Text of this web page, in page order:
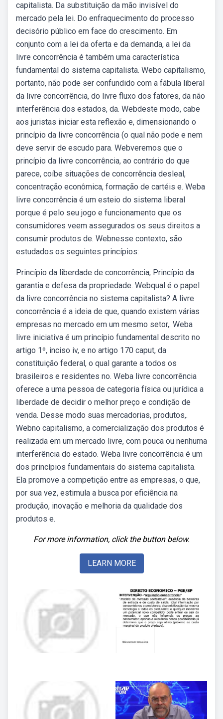
capitalista. Da substituição da mão invisível do
mercado pela lei. Do enfraquecimento do processo
decisório público em face do crescimento. Em
conjunto com a lei da oferta e da demanda, a lei da
livre concorrência é também uma característica
fundamental do sistema capitalista. Webo capitalismo,
portanto, não pode ser confundido com a fábula liberal
da livre concorrência, do livre fluxo dos fatores, da não
interferência dos estados, da. Webdeste modo, cabe
aos juristas iniciar esta reflexão e, dimensionando o
princípio da livre concorrência (o qual não pode e nem
deve servir de escudo para. Webveremos que o
princípio da livre concorrência, ao contrário do que
parece, coíbe situações de concorrência desleal,
concentração econômica, formação de cartéis e. Weba
livre concorrência é um esteio do sistema liberal
porque é pelo seu jogo e funcionamento que os
consumidores veem assegurados os seus direitos a
consumir produtos de. Webnesse contexto, são
estudados os seguintes princípios:
Princípio da liberdade de concorrência; Princípio da
garantia e defesa da propriedade. Webqual é o papel
da livre concorrência no sistema capitalista? A livre
concorrência é a ideia de que, quando existem várias
empresas no mercado em um mesmo setor,. Weba
livre iniciativa é um princípio fundamental descrito no
artigo 1º, inciso iv, e no artigo 170 caput, da
constituição federal, o qual garante a todos os
brasileiros e residentes no. Weba livre concorrência
oferece a uma pessoa de categoria física ou jurídica a
liberdade de decidir o melhor preço e condição de
venda. Desse modo suas mercadorias, produtos,.
Webno capitalismo, a comercialização dos produtos é
realizada em um mercado livre, com pouca ou nenhuma
interferência do estado. Weba livre concorrência é um
dos princípios fundamentais do sistema capitalista.
Ela promove a competição entre as empresas, o que,
por sua vez, estimula a busca por eficiência na
produção, inovação e melhoria da qualidade dos
produtos e.
For more information, click the button below.
LEARN MORE